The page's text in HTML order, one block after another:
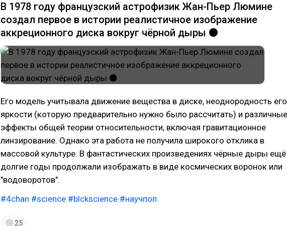
В 1978 году французский астрофизик Жан-Пьер Люмине
создал первое в истории реалистичное изображение
аккреционного диска вокруг чёрной дыры ⚫️
Его модель учитывала движение вещества в диске, неоднородность его
яркости (которую предварительно нужно было рассчитать) и различные
эффекты общей теории относительности, включая гравитационное
линзирование. Однако эта работа не получила широкого отклика в
массовой культуре. В фантастических произведениях чёрные дыры ещё
долгие годы продолжали изображать в виде космических воронок или
"водоворотов".
#4chan #science #blckscience #научпоп
25